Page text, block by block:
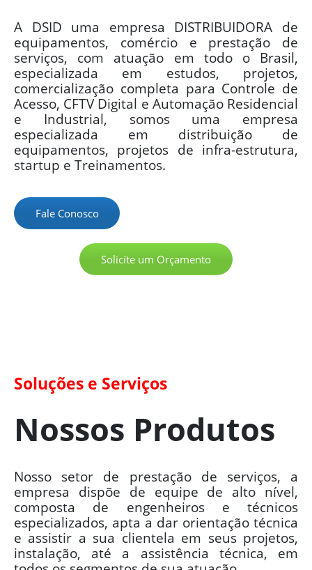
A DSID uma empresa DISTRIBUIDORA de
equipamentos, comércio e prestação de
serviços, com atuação em todo o Brasil,
especializada em estudos, projetos,
comercialização completa para Controle de
Acesso, CFTV Digital e Automação Residencial
e Industrial, somos uma empresa
especializada em distribuição de
equipamentos, projetos de infra-estrutura,
startup e Treinamentos.
Fale Conosco
Solicíte um Orçamento
Soluções e Serviços
Nossos Produtos
Nosso setor de prestação de serviços, a
empresa dispõe de equipe de alto nível,
composta de engenheiros e técnicos
especializados, apta a dar orientação técnica
e assistir a sua clientela em seus projetos,
instalação, até a assistência técnica, em